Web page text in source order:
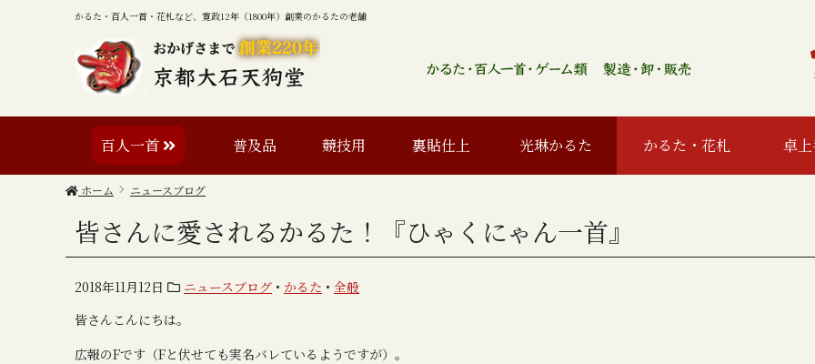
かるた・百人一首・花札など、寛政12年（1800年）創業のかるたの老舗
百人一首 普及品 競技用 裏貼仕上 光琳かるた かるた・花札 卓
ホーム ニュースブログ
皆さんに愛されるかるた！『ひゃくにゃん一首』
2018年11月12日 ニュースブログ • かるた • 全般
皆さんこんにちは。
広報のFです（Fと伏せても実名バレているようですが）。